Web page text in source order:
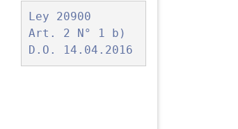
Ley 20900
Art. 2 N° 1 b)
D.O. 14.04.2016